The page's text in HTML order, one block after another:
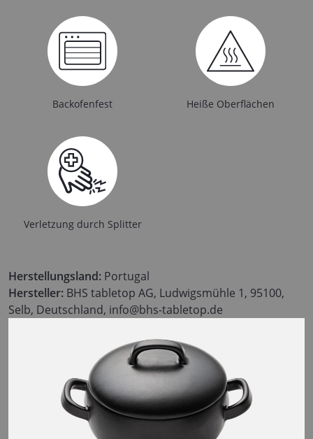
Backofenfest Heiße Oberflächen
Verletzung durch Splitter
Herstellungsland: Portugal
Hersteller: BHS tabletop AG, Ludwigsmühle 1, 95100,
Selb, Deutschland, info@bhs-tabletop.de